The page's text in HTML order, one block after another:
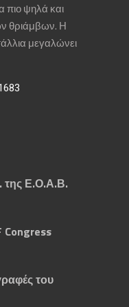
πιο ψηλά και
θριάμβων. Η
μεγαλώνει
της Ε.Ο.Α.Β.
του